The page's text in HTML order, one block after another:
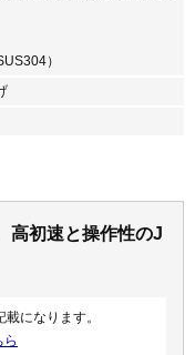
）
高初速と操作性のJ
になります。
ら